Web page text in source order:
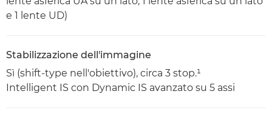
e 1 lente UD)
Stabilizzazione dell'immagine
Sì (shift-type nell'obiettivo), circa 3 stop.¹
Intelligent IS con Dynamic IS avanzato su 5 assi